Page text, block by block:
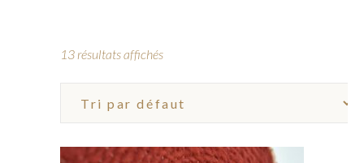
13 résultats affichés